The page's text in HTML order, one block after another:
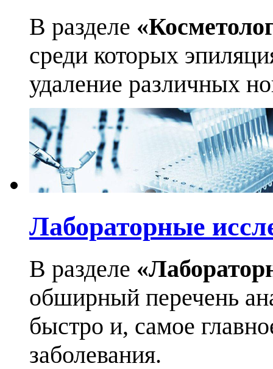
В разделе
среди которых
удаление различных
Лабораторные
В разделе
обширный перечень
быстро и, самое
заболевания.